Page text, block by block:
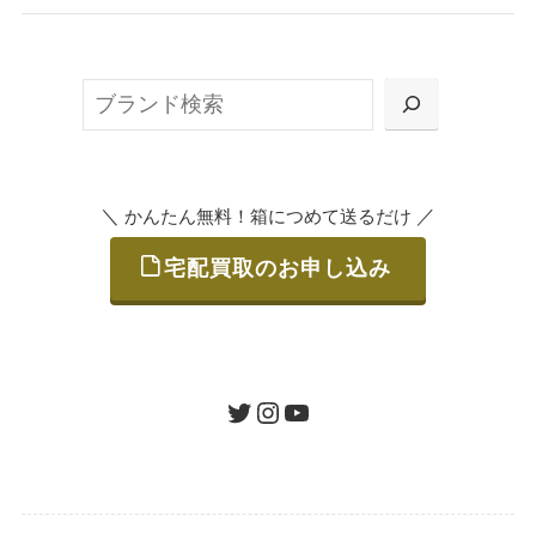
または梱包材不要の「集荷申込」からお選び
ご発送
＼ かんたん無料！箱につめて送るだけ ／
宅配買取のお申し込み
ツイッターインスタグラムユーチューブ